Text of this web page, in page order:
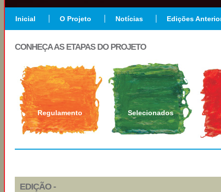
Inicial O Projeto Notícias Edições
CONHEÇA AS ETAPAS DO PROJETO
Regulamento Selecionados
EDIÇÃO -